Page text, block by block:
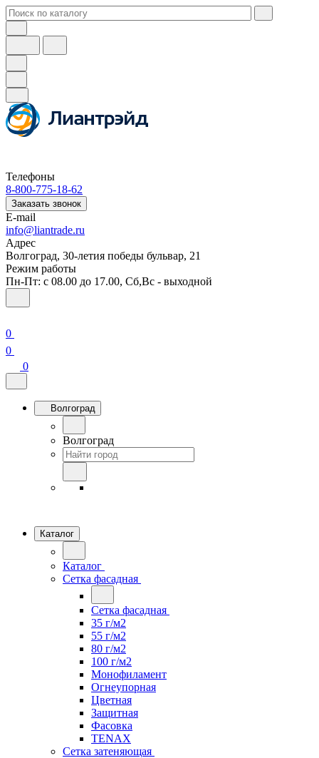
Телефоны
8-800-775-18-62
Заказать звонок
E-mail
info@liantrade.ru
Адрес
Волгоград, 30-летия победы бульвар, 21
Режим работы
Пн-Пт: c 08.00 до 17.00, Cб,Вс - выходной
0
0
0
Волгоград
Волгоград
Каталог
Каталог
Сетка фасадная
Сетка фасадная
35 г/м2
55 г/м2
80 г/м2
100 г/м2
Монофиламент
Огнеупорная
Цветная
Защитная
Фасовка
TENAX
Сетка затеняющая